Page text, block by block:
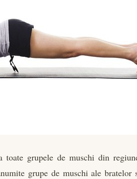
grupele de muschi din
grupe de muschi ale